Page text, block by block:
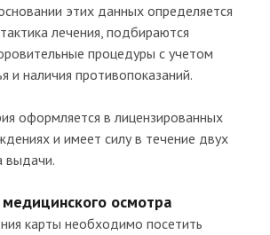
этих данных определяется
лечения, подбираются
процедуры с учетом
и наличия противопоказаний.
оформляется в лицензированных
и имеет силу в течение двух
выдачи.
осмотра
карты необходимо посетить